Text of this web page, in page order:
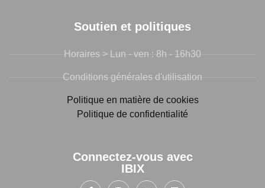
Soutien et politiques
Horaires > Lun - ven : 8h - 16h30
Conditions générales d'utilisation
Politique en matière de cookies
Politique de confidentialité
Connectez-vous avec
IBIX